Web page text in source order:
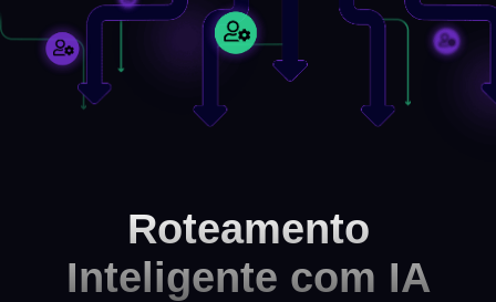
Roteamento
Inteligente com IA